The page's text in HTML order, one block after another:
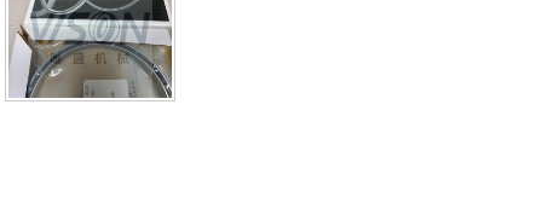
推荐：RNA4906RTOOLTEMPPROBE40040.